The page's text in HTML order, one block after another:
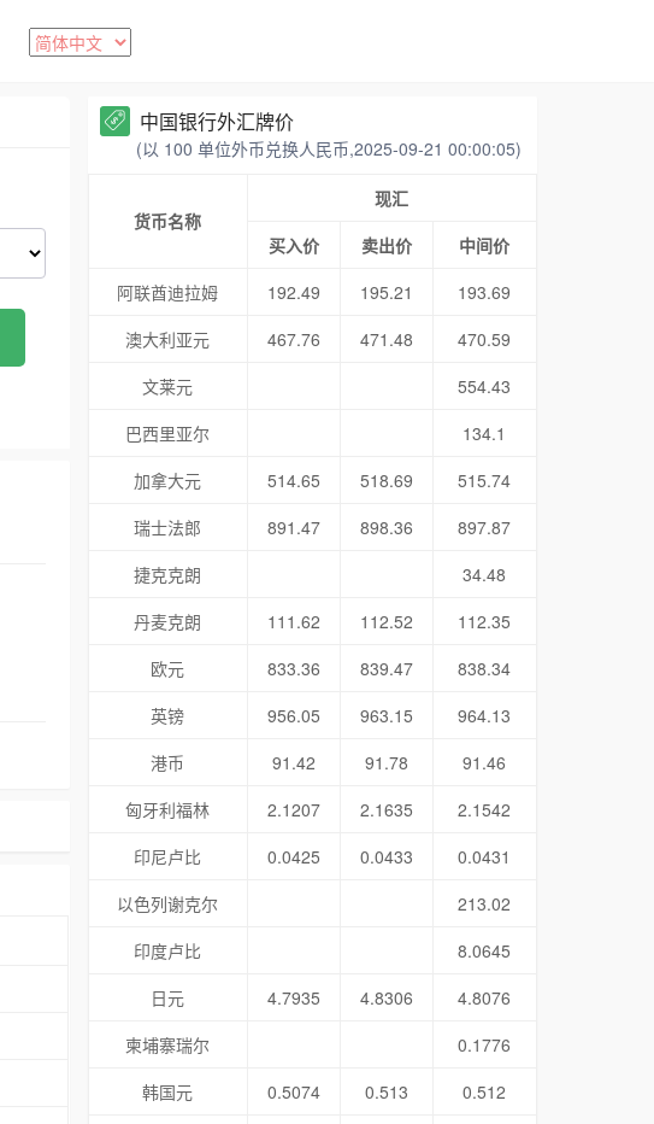
中国银行外汇牌价
(以 100 单位外币兑换人民币,2025-09-21 00:00:05)
货币名称
现汇
买入价
卖出价
中间价
阿联酋迪拉姆
192.49 195.21
193.69
澳大利亚元
467.76 471.48
470.59
文莱元
554.43
巴西里亚尔
134.1
加拿大元
514.65 518.69
515.74
瑞士法郎
891.47 898.36
897.87
捷克克朗
34.48
丹麦克朗
111.62 112.52
112.35
欧元
833.36 839.47
838.34
英镑
956.05 963.15
964.13
港币
91.42 91.78
91.46
匈牙利福林
2.1207 2.1635
2.1542
印尼卢比
0.0425 0.0433
0.0431
以色列谢克尔
213.02
印度卢比
8.0645
日元
4.7935 4.8306
4.8076
柬埔寨瑞尔
0.1776
韩国元
0.5074 0.513
0.512